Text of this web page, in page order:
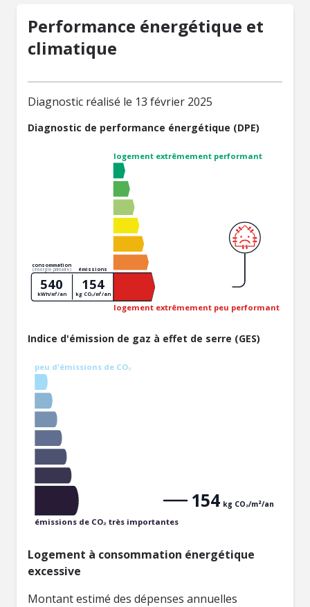
Performance énergétique et
climatique
Diagnostic réalisé le 13 février 2025
Diagnostic de performance énergétique (DPE)
logement extrêmement performant
logement extrêmement peu performant
consommation
(énergie primaire) émissions
540
kWh/m²/an
154
kg CO₂/m²/an
Indice d'émission de gaz à effet de serre (GES)
peu d'émissions de CO₂
émissions de CO₂ très importantes
154 kg CO₂/m²/an
Logement à consommation énergétique
excessive
Montant estimé des dépenses annuelles